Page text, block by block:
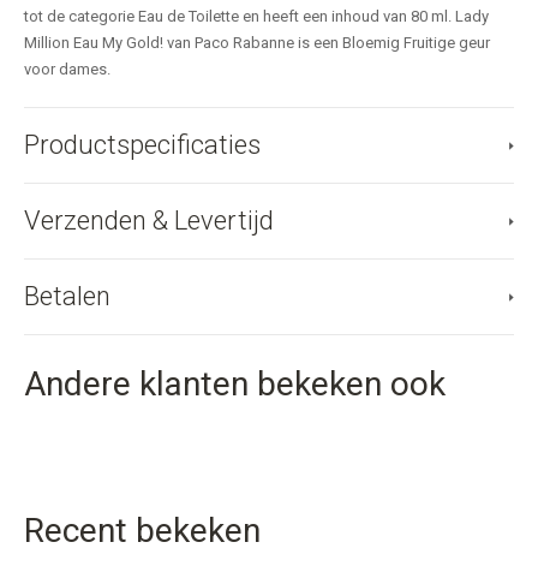
tot de categorie Eau de Toilette en heeft een inhoud van 80 ml. Lady
Million Eau My Gold! van Paco Rabanne is een Bloemig Fruitige geur
voor dames.
Productspecificaties
Verzenden & Levertijd
Betalen
Andere klanten bekeken ook
Recent bekeken